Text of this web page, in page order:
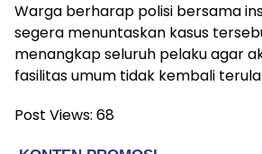
Warga berharap polisi bersama
segera menuntaskan kasus
menangkap seluruh pelaku agar
fasilitas umum tidak kembali
Post Views: 68